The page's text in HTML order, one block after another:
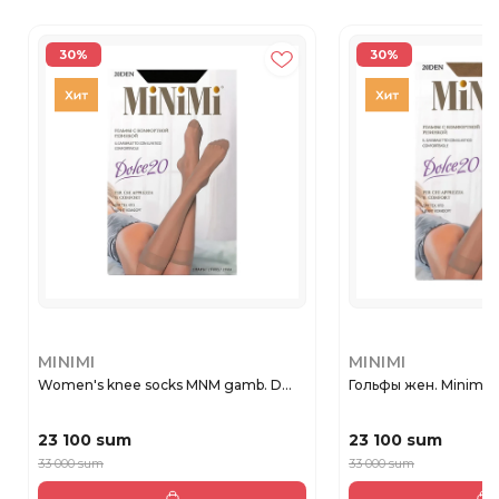
30%
MINIMI
Women's knee socks MNM gamb. D...
23 100 sum
33 000 sum
30%
MINIMI
Гольфы жен. Minimi
23 100 sum
33 000 sum